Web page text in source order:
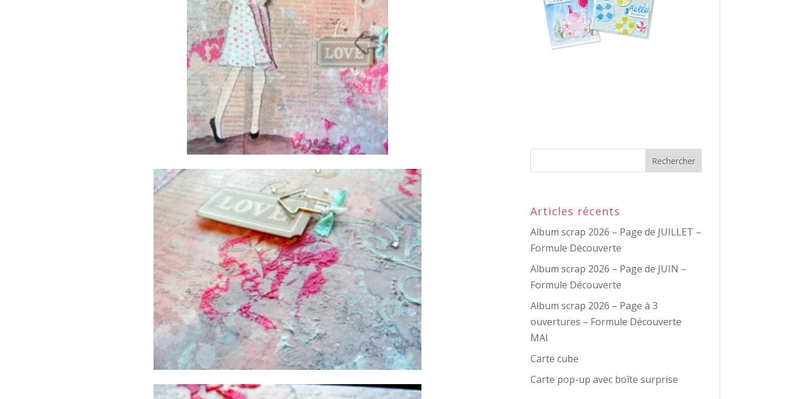
Articles récents
Album scrap 2026 – Page de JUILLET –
Formule Découverte
Album scrap 2026 – Page de JUIN –
Formule Découverte
Album scrap 2026 – Page à 3
ouvertures – Formule Découverte
MAI
Carte cube
Carte pop-up avec boîte surprise